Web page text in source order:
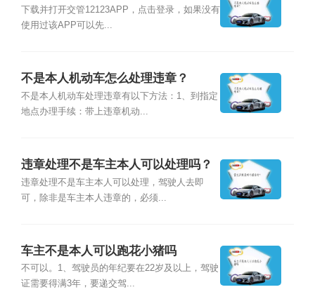
下载并打开交管12123APP，点击登录，如果没有
使用过该APP可以先...
不是本人机动车怎么处理违章？
不是本人机动车处理违章有以下方法：1、到指定
地点办理手续：带上违章机动...
违章处理不是车主本人可以处理吗？
违章处理不是车主本人可以处理，驾驶人去即
可，除非是车主本人违章的，必须...
车主不是本人可以跑花小猪吗
不可以。1、驾驶员的年纪要在22岁及以上，驾驶
证需要得满3年，要递交驾...